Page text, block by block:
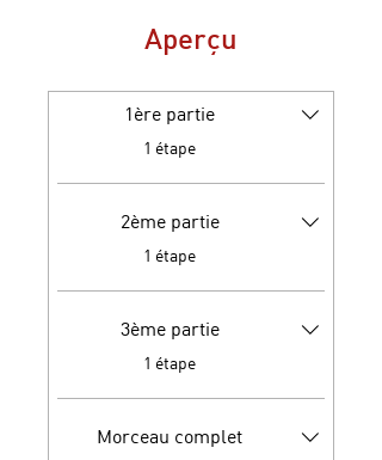
Aperçu
1ère partie
1 étape
2ème partie
1 étape
3ème partie
1 étape
Morceau complet